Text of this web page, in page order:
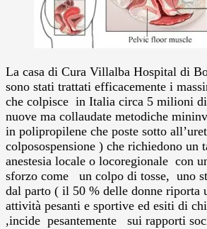
La casa di Cura Villalba Hospital di
sono stati trattati efficacemente i
che colpisce in Italia circa 5 milioni di
nuove ma collaudate metodiche
in polipropilene che poste sotto
colposospensione ) che richiedono
anestesia locale o locoregionale con
sforzo come un colpo di tosse, uno
dal parto ( il 50 % delle donne riporta
attività pesanti e sportive ed esiti di
,incide pesantemente sui rapporti